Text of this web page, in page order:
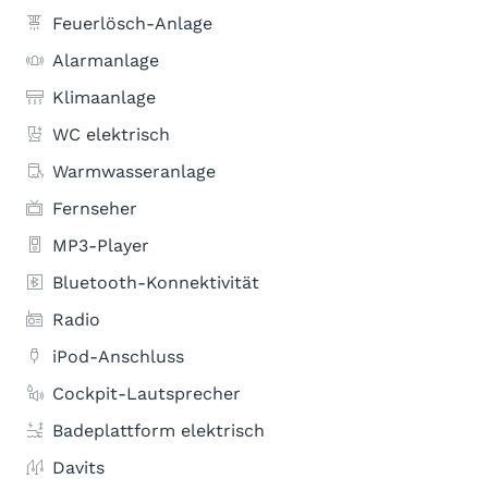
Feuerlösch-Anlage
Alarmanlage
Klimaanlage
WC elektrisch
Warmwasseranlage
Fernseher
MP3-Player
Bluetooth-Konnektivität
Radio
iPod-Anschluss
Cockpit-Lautsprecher
Badeplattform elektrisch
Davits